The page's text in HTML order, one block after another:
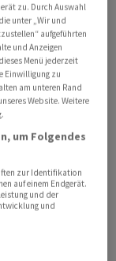
nur leicht
liegt, führen
zurück.
auch im
sechs Monaten
aber auch vom
zu. Durch Auswahl
unter „Wir und
aufgeführten
und Anzeigen
Menü jederzeit
Einwilligung zu
am unteren Rand
Website. Weitere
um Folgendes
zur Identifikation
auf einem Endgerät.
und der
und